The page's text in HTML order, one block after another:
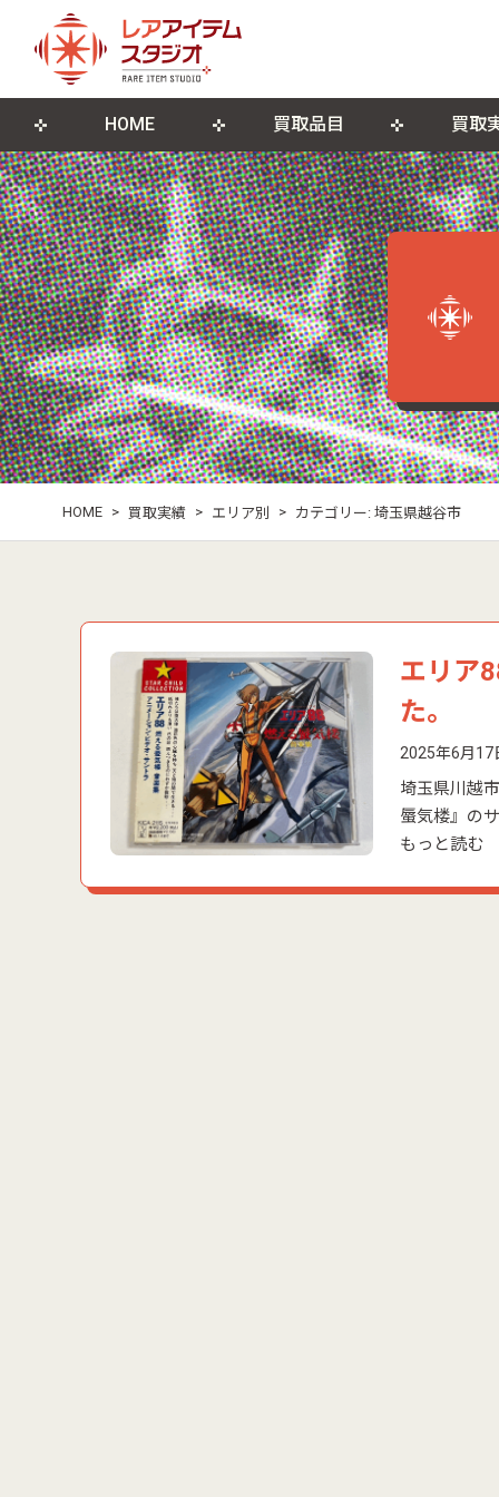
HOME 買取品目
ゲームソフト ゲーム機本
DVD・Blu-ray レコード
ポスター・紙モノ
買取
来店買取について 宅配買取につ
遺品整理・生前整理
店舗概要 ブログ
古物営業法に基づく表記
HOME > 買取実績 > エリア別 > カテゴリー: 埼玉県越谷市
エリア
た。
2025年6月17
埼玉県川越
蜃気楼』の
もっと読む